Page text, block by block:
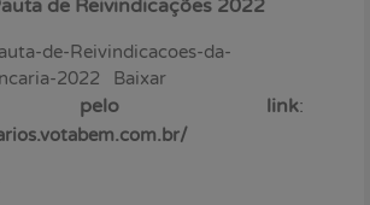
de Reivindicações 2022
de-Reivindicacoes-da-
2022
Baixar
pelo link: